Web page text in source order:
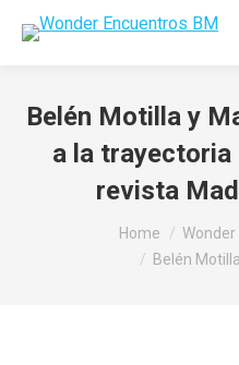
Belén Motilla y
a la
revista
Home
Belén